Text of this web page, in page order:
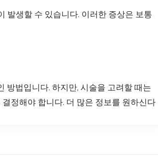
발생할 수 있습니다. 이러한 증상은 보통
방법입니다. 하지만, 시술을 고려할 때는
정해야 합니다. 더 많은 정보를 원하신다